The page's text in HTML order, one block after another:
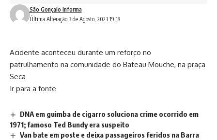
Última Alteração 3 de Agosto, 2023 19:18
São Gonçalo Informa
Acidente aconteceu durante um reforço no
patrulhamento na comunidade do Bateau Mouche, na praça
Seca
Ir para a fonte
DNA em guimba de cigarro soluciona crime ocorrido em
1971; famoso Ted Bundy era suspeito
Van bate em poste e deixa passageiros feridos na Barra